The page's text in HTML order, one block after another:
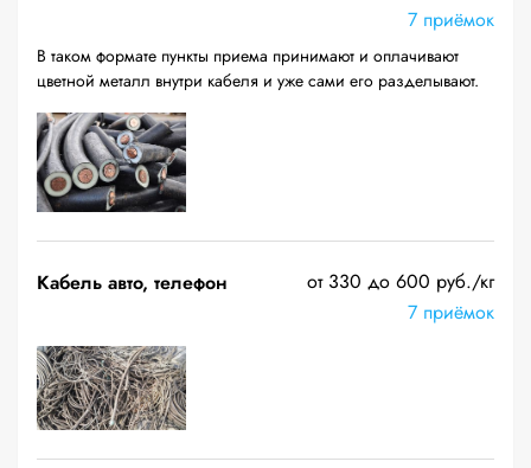
7 приёмок
В таком формате пункты приема принимают и оплачивают
цветной металл внутри кабеля и уже сами его разделывают.
Кабель авто, телефон
от 330 до 600 руб./кг
7 приёмок